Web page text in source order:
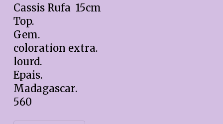
Cassis Rufa 15cm
Top.
Gem.
coloration extra.
lourd.
Epais.
Madagascar.
560